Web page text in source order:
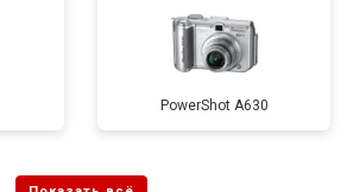
PowerShot A630